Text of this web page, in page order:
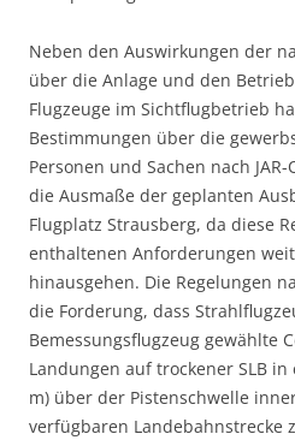
Neben den Auswirkungen der
über die Anlage und den
Flugzeuge im Sichtflugbetrieb
Bestimmungen über die
Personen und Sachen nach
die Ausmaße der geplanten
Flugplatz Strausberg, da diese
enthaltenen Anforderungen
hinausgehen. Die Regelungen
die Forderung, dass
Bemessungsflugzeug gewählte
Landungen auf trockener SLB
m) über der Pistenschwelle
verfügbaren Landebahnstrecke